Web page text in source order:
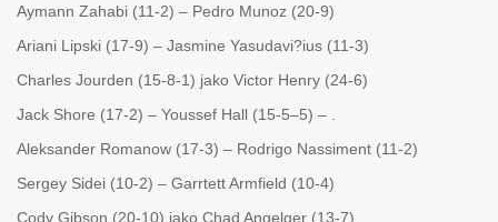
Aymann Zahabi (11-2) – Pedro Munoz (20-9)
Ariani Lipski (17-9) – Jasmine Yasudavi?ius (11-3)
Charles Jourden (15-8-1) jako Victor Henry (24-6)
Jack Shore (17-2) – Youssef Hall (15-5–5) – .
Aleksander Romanow (17-3) – Rodrigo Nassiment (11-2)
Sergey Sidei (10-2) – Garrtett Armfield (10-4)
Cody Gibson (20-10) jako Chad Angelger (13-7)